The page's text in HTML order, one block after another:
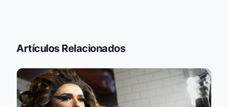
Artículos Relacionados